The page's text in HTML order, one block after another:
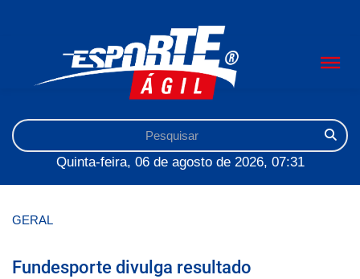
Quinta-feira, 06 de agosto de 2026, 07:31
GERAL
Fundesporte divulga resultado